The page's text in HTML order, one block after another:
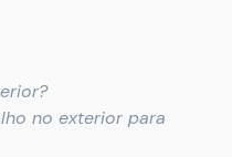
no exterior para